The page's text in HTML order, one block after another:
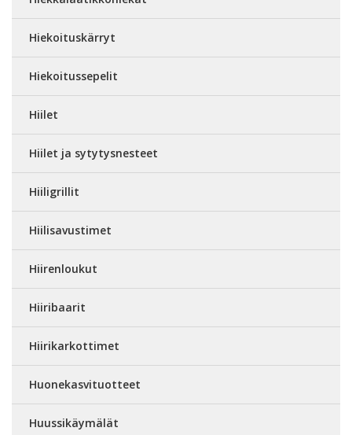
Hiekoituskärryt
Hiekoitussepelit
Hiilet
Hiilet ja sytytysnesteet
Hiiligrillit
Hiilisavustimet
Hiirenloukut
Hiiribaarit
Hiirikarkottimet
Huonekasvituotteet
Huussikäymälät